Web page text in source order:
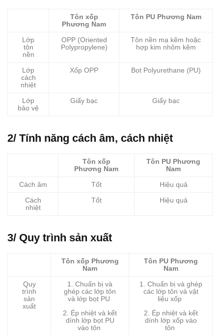
Tôn xốp
Phương Nam
Tôn PU Phương Nam
Lớp
tôn
nền
OPP (Oriented
Polypropylene)
Tôn nền mạ kẽm hoặc
hợp kim nhôm kẽm
Lớp
cách
nhiệt
Xốp OPP Bọt Polyurethane (PU)
Lớp
bảo vệ
Giấy bạc Giấy bạc
2/ Tính năng cách âm, cách nhiệt
Tôn xốp
Phương Nam
Tôn PU Phương
Nam
Cách âm Tốt Hiệu quả
Cách
nhiệt
Tốt Hiệu quả
3/ Quy trình sản xuất
Tôn xốp Phương
Nam
Tôn PU Phương
Nam
Quy
trình
sản
xuất
1. Chuẩn bị và
ghép các lớp tôn
và lớp bọt PU
2. Ép nhiệt và kết
dính lớp bọt PU
vào tôn
1. Chuẩn bị và ghép
các lớp tôn và vật
liệu xốp
2. Ép nhiệt và kết
dính lớp xốp vào
tôn